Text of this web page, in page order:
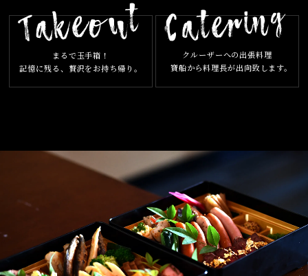
まるで玉手箱！
記憶に残る、贅沢をお持ち帰り。
クルーザーへの出張料理
寶船から料理長が出向致します。